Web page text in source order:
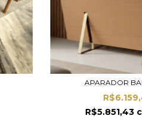
APARADOR
R$5.851,43